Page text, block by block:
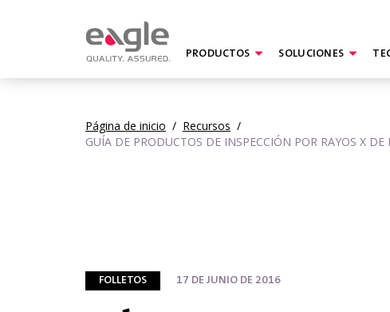
PRODUCTOS SOLUCIONES
Página de inicio / Recursos /
GUÍA DE PRODUCTOS DE INSPECCIÓN POR RAYOS X DE
FOLLETOS 17 DE JUNIO DE 2016